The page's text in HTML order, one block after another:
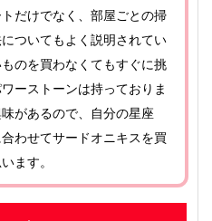
だけでなく、部屋ごとの掃
ついてもよく説明されてい
のを買わなくてもすぐに挑
ーストーンは持っておりま
があるので、自分の星座
合わせてサードオニキスを買
ます。